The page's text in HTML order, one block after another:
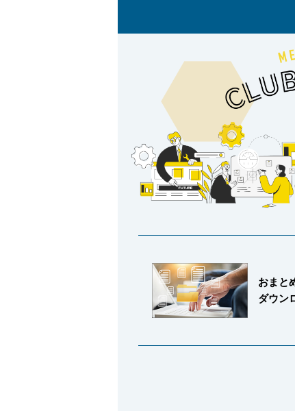
採用情報
おまと
ダウン